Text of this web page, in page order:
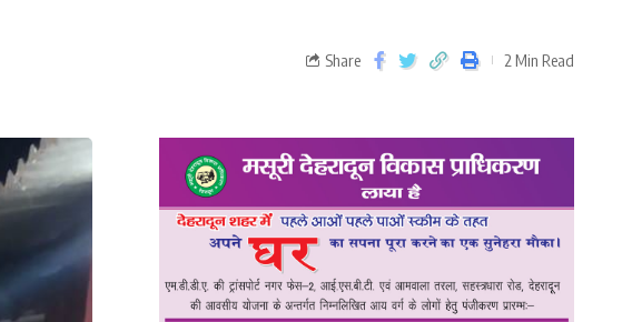
Share 2 Min Read